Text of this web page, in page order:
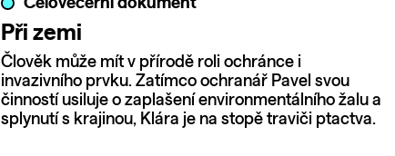
Celovečerní dokument
Při zemi
Člověk může mít v přírodě roli ochránce i
invazivního prvku. Zatímco ochranář Pavel svou
činností usiluje o zaplašení environmentálního žalu a
splynutí s krajinou, Klára je na stopě traviči ptactva.